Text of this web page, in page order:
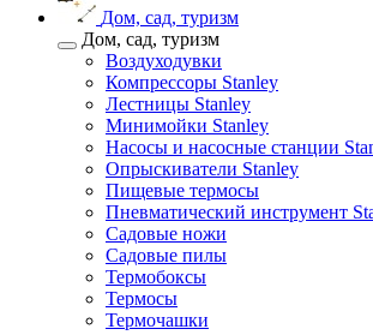
Дом, сад, туризм
Дом, сад, туризм
Воздуходувки
Компрессоры Stanley
Лестницы Stanley
Минимойки Stanley
Насосы и насосные станции
Опрыскиватели Stanley
Пищевые термосы
Пневматический инструмент
Садовые ножи
Садовые пилы
Термобоксы
Термосы
Термочашки